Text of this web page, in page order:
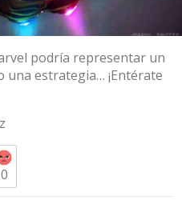
podría representar un
estrategia… ¡Entérate
0